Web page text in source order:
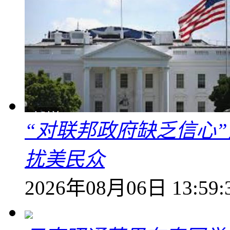
“对联邦政府缺乏信心
扰美民众
2026年08月06日